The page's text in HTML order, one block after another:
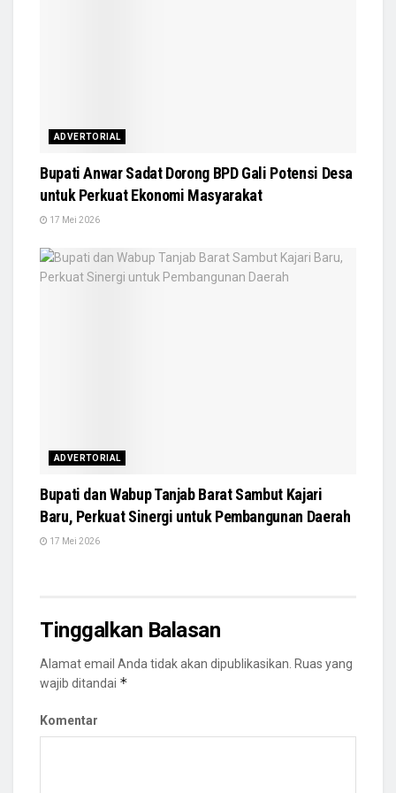
ADVERTORIAL
Bupati Anwar Sadat Dorong BPD Gali Potensi Desa
untuk Perkuat Ekonomi Masyarakat
17 Mei 2026
ADVERTORIAL
Bupati dan Wabup Tanjab Barat Sambut Kajari
Baru, Perkuat Sinergi untuk Pembangunan Daerah
17 Mei 2026
Tinggalkan Balasan
Alamat email Anda tidak akan dipublikasikan. Ruas yang
wajib ditandai *
Komentar